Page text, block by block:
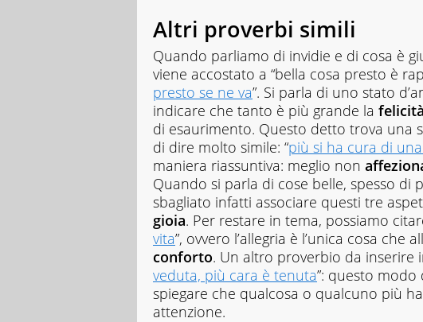
Altri proverbi simili
Quando parliamo di invidie e di cosa è
viene accostato a “bella cosa presto è
presto se ne va”. Si parla di uno stato
indicare che tanto è più grande la felicità
di esaurimento. Questo detto trova una
di dire molto simile: “più si ha cura di
maniera riassuntiva: meglio non
Quando si parla di cose belle, spesso di
sbagliato infatti associare questi tre
gioia. Per restare in tema, possiamo
vita”, ovvero l’allegria è l’unica cosa che
conforto. Un altro proverbio da inserire
veduta, più cara è tenuta”: questo
spiegare che qualcosa o qualcuno più
attenzione.